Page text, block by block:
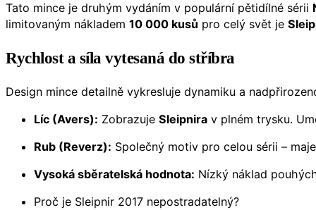
Tato mince je druhým vydáním v populární pětidílné sérii
limitovaným nákladem 10 000 kusů pro celý svět je
Rychlost a síla vytesaná do stříbra
Design mince detailně vykresluje dynamiku a
Líc (Avers): Zobrazuje Sleipnira v plném trysku.
Rub (Reverz): Společný motiv pro celou sérii –
Vysoká sběratelská hodnota: Nízký náklad
Proč je Sleipnir 2017 nepostradatelný?